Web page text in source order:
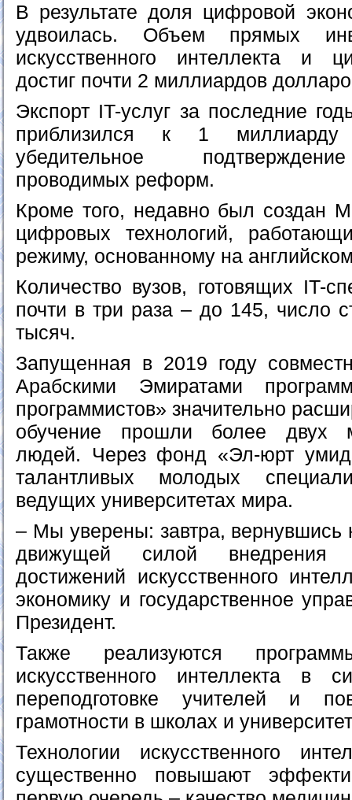
В результате доля цифровой
удвоилась. Объем прямых
искусственного интеллекта и
достиг почти 2 миллиардов
Экспорт IT-услуг за последние
приблизился к 1
убедительное
проводимых реформ.
Кроме того, недавно был создан
цифровых технологий,
режиму, основанному на
Количество вузов, готовящих IT-
почти в три раза – до 145, число
тысяч.
Запущенная в 2019 году
Арабскими Эмиратами
программистов» значительно
обучение прошли более двух
людей. Через фонд «Эл-юрт
талантливых молодых
ведущих университетах мира.
– Мы уверены: завтра, вернувшись
движущей силой внедрения
достижений искусственного
экономику и государственное
Президент.
Также реализуются
искусственного интеллекта в
переподготовке учителей и
грамотности в школах и
Технологии искусственного
существенно повышают